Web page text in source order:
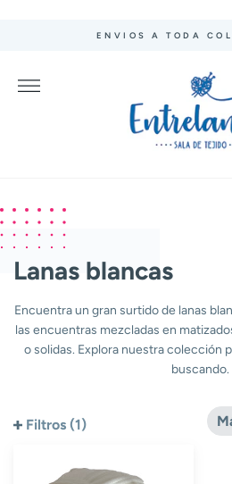
ENVIOS A TODA
Más
Lanas blancas
Encuentra un gran surtido de lanas
las encuentras mezcladas en
o solidas. Explora nuestra colección
buscando.
Filtros (1)